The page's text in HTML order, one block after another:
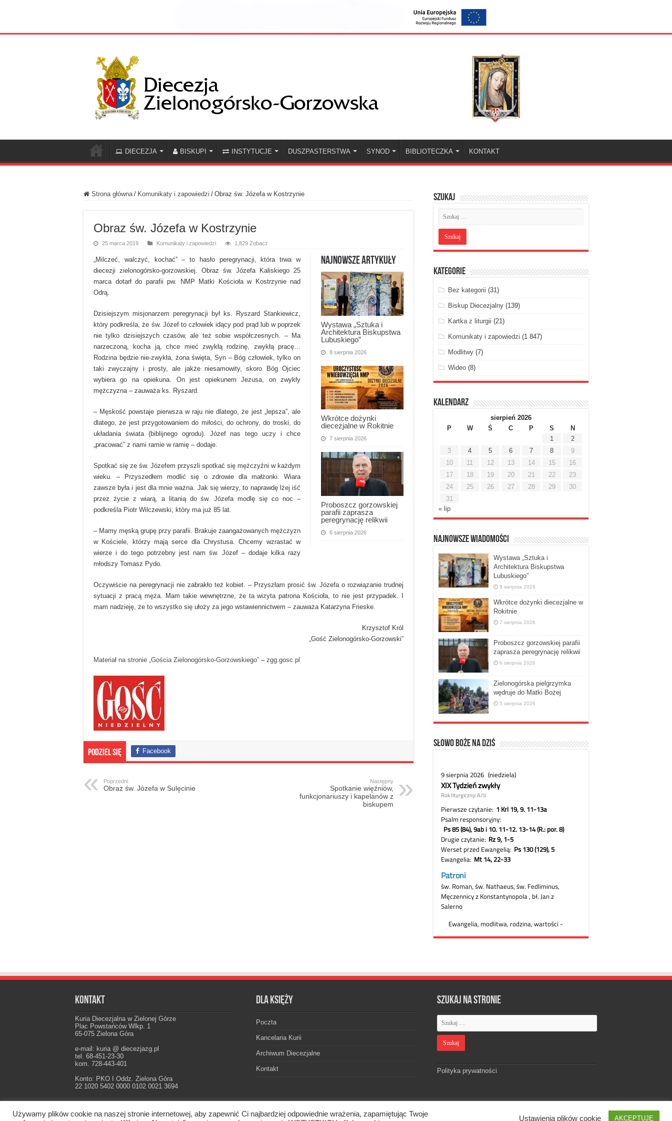
DIECEZJA BISKUPI INSTYTUCJE DUSZPASTERSTWA SYNOD BIBLIOTECZKA KONTAKT
Strona główna / Komunikaty i zapowiedzi / Obraz św. Józefa w Kostrzynie
Obraz św. Józefa w Kostrzynie
25 marca 2019 Komunikaty i zapowiedzi 1,829 Zobacz
Najnowsze artykuły
Wystawa „Sztuka i
Architektura Biskupstwa
Lubuskiego”
8 sierpnia 2026
Wkrótce dożynki
diecezjalne w Rokitnie
7 sierpnia 2026
Proboszcz gorzowskiej
parafii zaprasza
peregrynację relikwii
6 sierpnia 2026
„Milczeć, walczyć, kochać” – to hasło peregrynacji, która trwa w
diecezji zielonogórsko-gorzowskiej. Obraz św. Józefa Kaliskiego 25
marca dotarł do parafii pw. NMP Matki Kościoła w Kostrzynie nad
Odrą.
Dzisiejszym misjonarzem peregrynacji był ks. Ryszard Stankiewicz,
który podkreśla, że św. Józef to człowiek idący pod prąd lub w poprzek
nie tylko dzisiejszych czasów, ale też sobie współczesnych. – Ma
narzeczoną, kocha ją, chce mieć zwykłą rodzinę, zwykłą pracę…
Rodzina będzie nie-zwykła, żona święta, Syn – Bóg człowiek, tylko on
taki zwyczajny i prosty, ale jakże niesamowity, skoro Bóg Ojciec
wybiera go na opiekuna. On jest opiekunem Jezusa, on zwykły
mężczyzna – zauważa ks. Ryszard.
– Męskość powstaje pierwsza w raju nie dlatego, że jest „lepsza”, ale
dlatego, że jest przygotowaniem do miłości, do ochrony, do troski, do
układania świata (biblijnego ogrodu). Józef nas tego uczy i chce
„pracować” z nami ramie w ramię – dodaje.
Spotkać się ze św. Józefem przyszli spotkać się mężczyźni w każdym
wieku. – Przyszedłem modlić się o zdrowie dla małżonki. Wiara
zawsze była i jest dla mnie ważna. Jak się wierzy, to naprawdę lżej iść
przez życie z wiarą, a litanią do św. Józefa modlę się co noc –
podkreśla Piotr Wilczewski, który ma już 85 lat.
– Mamy męską grupę przy parafii. Brakuje zaangażowanych mężczyzn
w Kościele, którzy mają serce dla Chrystusa. Chcemy wzrastać w
wierze i do tego potrzebny jest nam św. Józef – dodaje kilka razy
młodszy Tomasz Pydo.
Oczywiście na peregrynacji nie zabrakło też kobiet. – Przyszłam prosić św. Józefa o rozwiązanie trudnej
sytuacji z pracą męża. Mam takie wewnętrzne, że ta wizyta patrona Kościoła, to nie jest przypadek. I
mam nadzieję, że to wszystko się ułoży za jego wstawiennictwem – zauważa Katarzyna Frieske.
Krzysztof Król
„Gość Zielonogórsko-Gorzowski”
Materiał na stronie „Gościa Zielonogórsko-Gorzowskiego” – zgg.gosc.pl
Podziel się Facebook
Poprzedni
Obraz św. Józefa w Sulęcinie
Następny
Spotkanie więźniów,
funkcjonariuszy i kapelanów z
biskupem
Szukaj
Kategorie
Bez kategorii (31)
Biskup Diecezjalny(139)
Kartka z liturgii (21)
Komunikaty i zapowiedzi (1 847)
Modlitwy(7)
Wideo(8)
Kalendarz
sierpień 2026
P
W Ś C P S
N
1
2
3
4 5 6 7 8
9
10
11 12 13 14 15
16
17
18 19 20 21 22
23
24
25 26 27 28 29
30
31
« lip
Najnowsze Wiadomości
Wystawa „Sztuka i
Architektura Biskupstwa
Lubuskiego”
8 sierpnia 2026
Wkrótce dożynki diecezjalne w
Rokitnie
7 sierpnia 2026
Proboszcz gorzowskiej parafii
zaprasza peregrynację relikwii
6 sierpnia 2026
Zielonogórska pielgrzymka
wędruje do Matki Bożej
5 sierpnia 2026
Słowo Boże na dziś
Kontakt
Kuria Diecezjalna w Zielonej Górze
Plac Powstańców Wlkp. 1
65-075 Zielona Góra
e-mail: kuria @ diecezjazg.pl
tel. 68-451-23-30
kom. 728-443-401
Konto: PKO I Oddz. Zielona Góra
22 1020 5402 0000 0102 0021 3694
Dla księży
Poczta
Kancelaria Kurii
Archiwum Diecezjalne
Kontakt
Szukaj na stronie
Polityka prywatności
Designed byWebdawid
Oficjalna strona Diecezji Zielonogórsko-Gorzowskiej. © 2026. Wszelkie prawa zastrzeżone.
Używamy plików cookie na naszej stronie internetowej, aby zapewnić Ci najbardziej odpowiednie wrażenia, zapamiętując Twoje
Ustawienia plików cookie AKCEPTUJĘ